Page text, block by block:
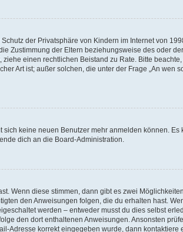
der Privatsphäre von Kindern im Internet von
Zustimmung der Eltern beziehungsweise des oder
einen rechtlichen Beistand zu Rate. Bitte
Art ist; außer solchen, die unter der Frage „An wen
keine neuen Benutzer mehr anmelden können.
dich an die Board-Administration.
Wenn diese stimmen, dann gibt es zwei
den Anweisungen folgen, die du erhalten hast.
werden – entweder musst du dies selbst
den dort enthaltenen Anweisungen. Ansonsten
Adresse korrekt eingegeben wurde, dann kontaktiere